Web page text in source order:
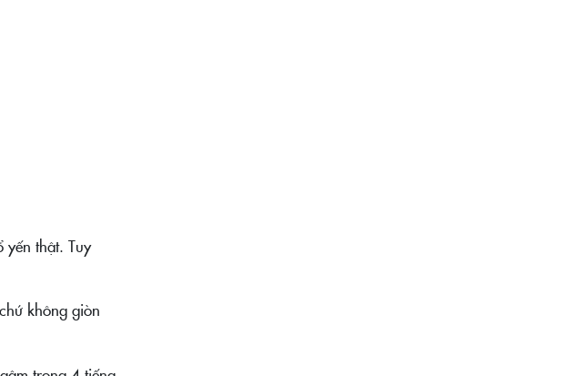
thật. Tuy
không giòn